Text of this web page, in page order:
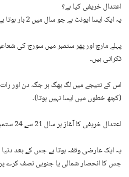
اعتدال خریفی کیا ہے؟
یہ ایک ایسا ایونٹ ہے جو سال میں 2 بار ہوتا ہے۔
پہلے مارچ اور پھر ستمبر میں سورج کی
ٹکراتی ہیں۔
اس کے نتیجے میں لگ بھگ ہر جگہ دن اور رات
(کچھ خطوں میں ایسا نہیں ہوتا)۔
اعتدال خریفی کا آغاز ہر سال 21 سے 24 ستمبر کے دوران کسی وقت ہوتا ہے۔
یہ ایک عارضی وقفہ ہوتا ہے جس کے بعد دنیا
جس کا انحصار شمالی یا جنوبی نصف کرے پر